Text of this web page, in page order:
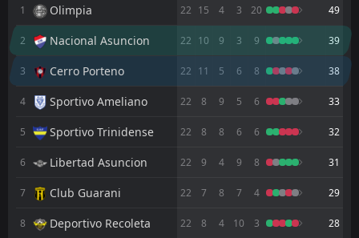
12Aug
FT
01
Cerro Porteno
3
21:30
2 de Mayo
21:30
24Jul
Sportivo Trinidense
2
FT
28May
Cerro Porteno
Sporting Cristal
2
1 Olimpia 22 15 4 3 20 49
2 Nacional Asuncion 22 10 9 3 9 39
3 Cerro Porteno 22 11 5 6 8 38
4 Sportivo Ameliano 22 8 9 5 6 33
5 Sportivo Trinidense 22 8 8 6 6 32
6 Libertad Asuncion 22 9 4 9 8 31
7 Club Guarani 22 7 8 7 4 29
8 Deportivo Recoleta 22 8 4 10 3 28